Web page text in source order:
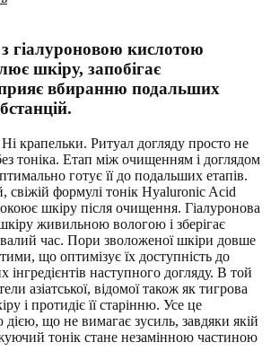
гіалуроновою кислотою
шкіру, запобігає
вбиранню подальших
крапельки. Ритуал догляду просто не
тоніка. Етап між очищенням і доглядом
готує її до подальших етапів.
свіжій формулі тонік Hyaluronic Acid
шкіру після очищення. Гіалуронова
живильною вологою і зберігає
час. Пори зволоженої шкіри довше
що оптимізує їх доступність до
інгредієнтів наступного догляду. В той
азіатської, відомої також як тигрова
і протидіє її старінню. Усе це
дією, що не вимагає зусиль, завдяки якій
тонік стане незамінною частиною